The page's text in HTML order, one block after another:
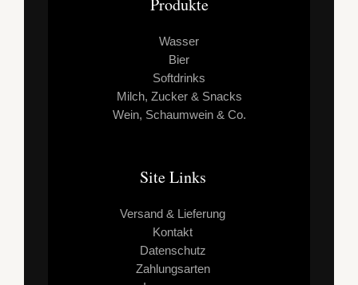
Wasser
Bier
Softdrinks
Milch, Zucker & Snacks
Wein, Schaumwein & Co.
Site Links
Versand & Lieferung
Kontakt
Datenschutz
Zahlungsarten